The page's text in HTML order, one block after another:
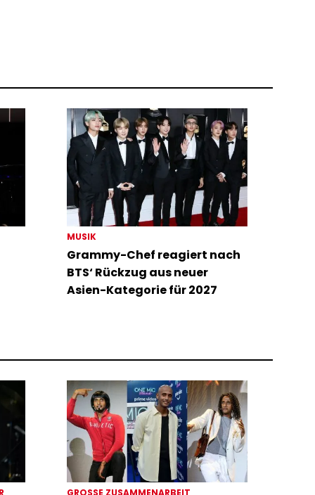
MUSIK
Grammy-Chef reagiert nach
BTS‘ Rückzug aus neuer
Asien-Kategorie für 2027